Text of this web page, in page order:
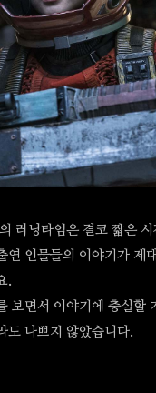
러닝타임은 결코 짧은
연 인물들의 이야기가 제
.
보면서 이야기에 충실할
도 나쁘지 않았습니다.